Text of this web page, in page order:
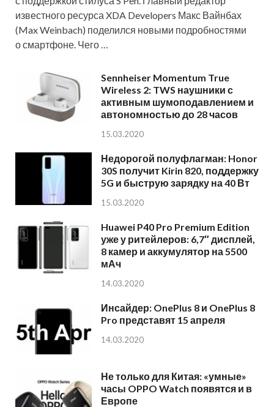
известного ресурса XDA Developers Макс Вайнбах
(Max Weinbach) поделился новыми подробностями
о смартфоне. Чего …
Sennheiser Momentum True
Wireless 2: TWS наушники с
активным шумоподавлением и
автономностью до 28 часов
15.03.2020
Недорогой полуфлагман: Honor
30S получит Kirin 820, поддержку
5G и быструю зарядку на 40 Вт
15.03.2020
Huawei P40 Pro Premium Edition
уже у ритейлеров: 6,7″ дисплей,
8 камер и аккумулятор на 5500
мАч
14.03.2020
Инсайдер: OnePlus 8 и OnePlus 8
Pro представят 15 апреля
14.03.2020
Не только для Китая: «умные»
часы OPPO Watch появятся и в
Европе